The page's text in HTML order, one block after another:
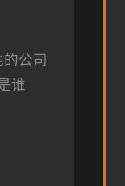
公司
谁